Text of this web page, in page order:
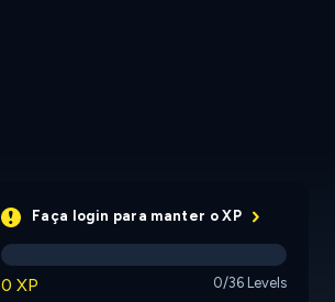
Faça login para manter o XP
0 XP 0/36 Levels